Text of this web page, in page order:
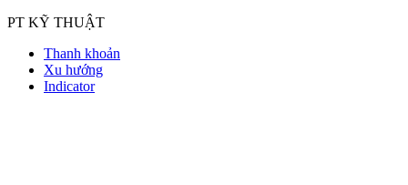
PT KỸ THUẬT
Thanh khoản
Xu hướng
Indicator